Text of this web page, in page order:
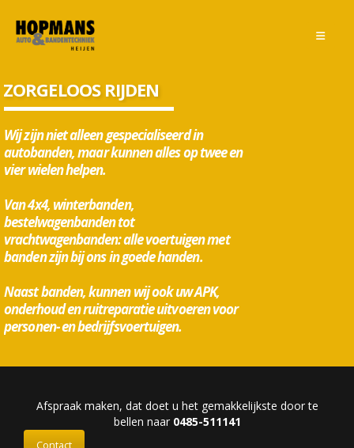
ZORGELOOS RIJDEN
Wij zijn niet alleen gespecialiseerd in
autobanden, maar kunnen alles op twee en
vier wielen helpen.
Van 4x4, winterbanden,
bestelwagenbanden tot
vrachtwagenbanden:alle voertuigenmet
banden zijn bij ons in goede handen.
Naast banden, kunnen wij ook uwAPK,
onderhoud en ruitreparatieuitvoeren voor
personen- en bedrijfsvoertuigen.
Afspraak maken, dat doet u het gemakkelijkste door te
bellen naar 0485-511141
Contact